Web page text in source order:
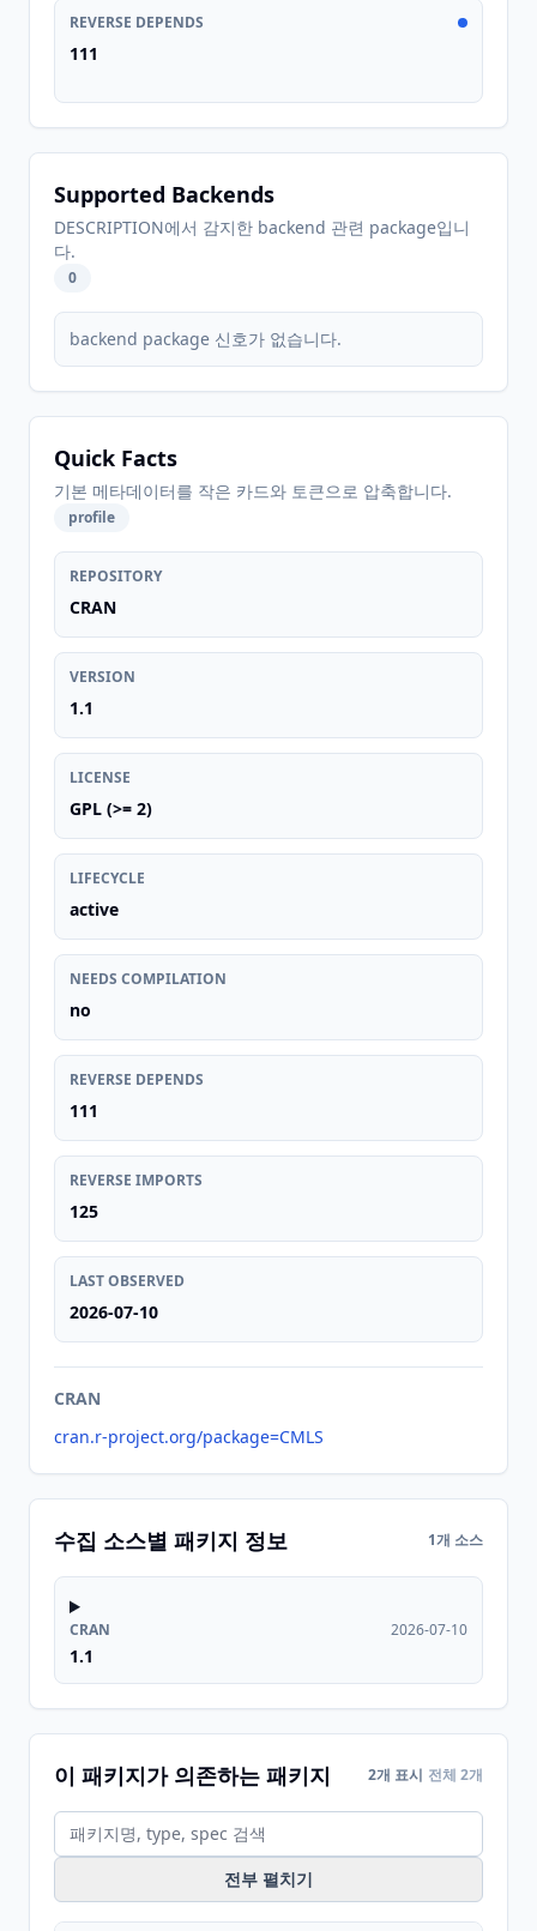
REVERSE DEPENDS
111
Supported Backends
DESCRIPTION에서 감지한 backend 관련 package입니
다.
0
backend package 신호가 없습니다.
Quick Facts
기본 메타데이터를 작은 카드와 토큰으로 압축합니다.
profile
REPOSITORY
CRAN
VERSION
1.1
LICENSE
GPL (>= 2)
LIFECYCLE
active
NEEDS COMPILATION
no
REVERSE DEPENDS
111
REVERSE IMPORTS
125
LAST OBSERVED
2026-07-10
CRAN
cran.r-project.org/package=CMLS
수집 소스별 패키지 정보 1개 소스
CRAN
1.1
2026-07-10
이 패키지가 의존하는 패키지 2개 표시 전체 2개
전부 펼치기